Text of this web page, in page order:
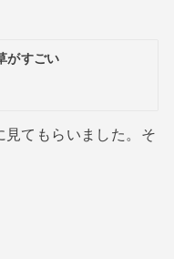
がすごい
てもらいました。そ